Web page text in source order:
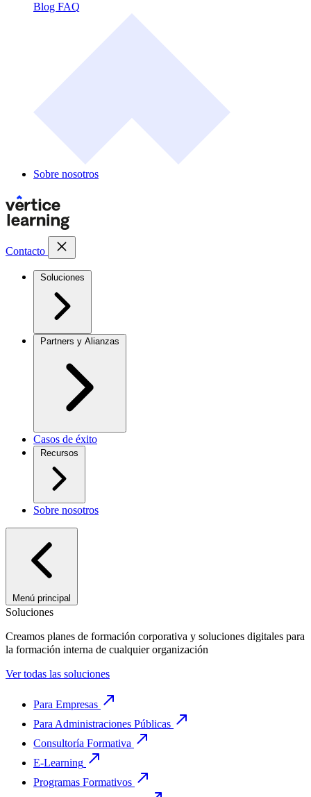
Blog FAQ
Sobre nosotros
Contacto
Soluciones
Partners y Alianzas
Casos de éxito
Recursos
Sobre nosotros
Menú principal
Soluciones
Creamos planes de formación corporativa y soluciones digitales para
la formación interna de cualquier organización
Ver todas las soluciones
Para Empresas
Para Administraciones Públicas
Consultoría Formativa
E-Learning
Programas Formativos